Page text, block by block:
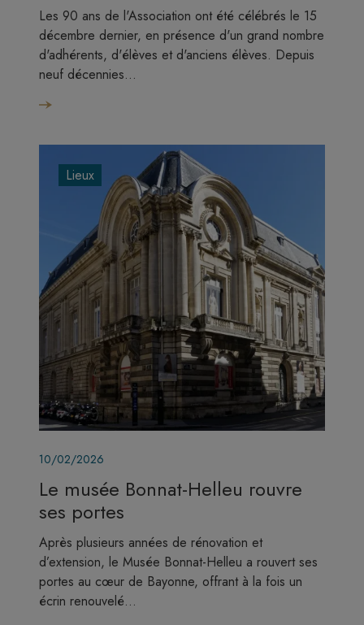
Les 90 ans de l'Association ont été célébrés le 15
décembre dernier, en présence d'un grand nombre
d'adhérents, d'élèves et d'anciens élèves. Depuis
neuf décennies…
Lieux
10/02/2026
Le musée Bonnat-Helleu rouvre
ses portes
Après plusieurs années de rénovation et
d’extension, le Musée Bonnat-Helleu a rouvert ses
portes au cœur de Bayonne, offrant à la fois un
écrin renouvelé…